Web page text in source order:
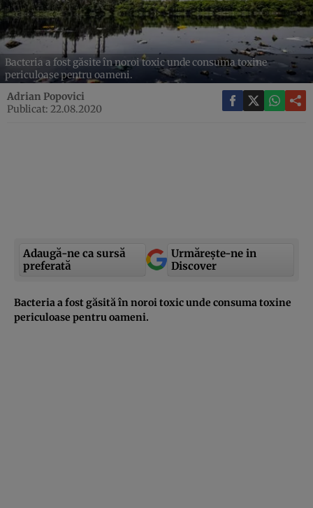
Bacteria a fost găsite în noroi toxic unde consuma toxine
periculoase pentru oameni.
Adrian Popovici
Publicat: 22.08.2020
Adaugă-ne ca sursă
preferată
Urmărește-ne in
Discover
Bacteria a fost găsită în noroi toxic unde consuma toxine
periculoase pentru oameni.